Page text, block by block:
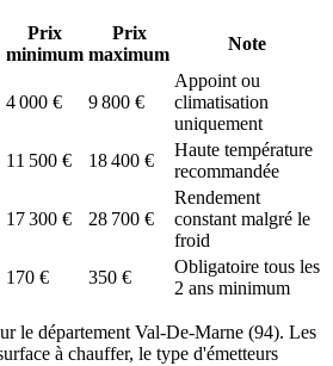
Prix
minimum
Prix
maximum
Note
4 000 € 9 800 €
Appoint ou
climatisation
uniquement
11 500 € 18 400 €
Haute température
recommandée
17 300 € 28 700 €
Rendement
constant malgré le
froid
170 € 350 €
Obligatoire tous les
2 ans minimum
le département Val-De-Marne (94). Les
à chauffer, le type d'émetteurs